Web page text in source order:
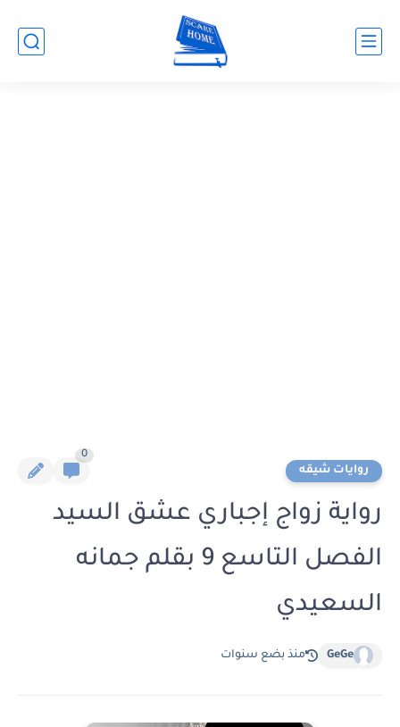
روايات شيقه
0
رواية زواج إجباري عشق السيد
الفصل التاسع 9 بقلم جمانه
السعيدي
GeGe منذ بضع سنوات